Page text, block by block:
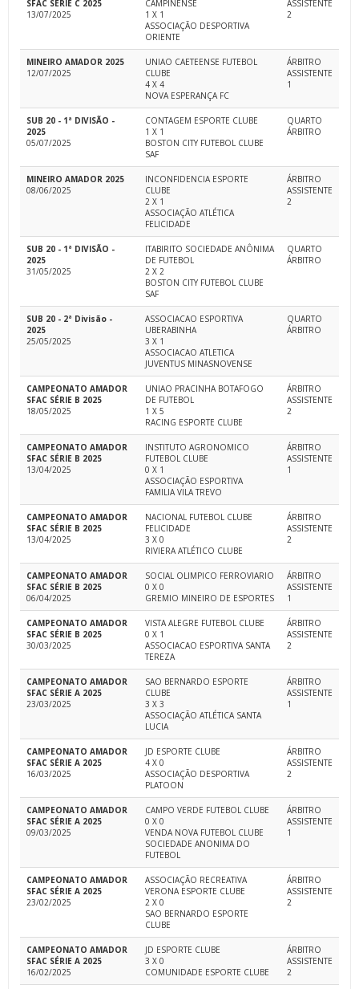
SFAC SÉRIE C 2025
13/07/2025
CAMPINENSE
1 X 1
ASSOCIAÇÃO DESPORTIVA
ORIENTE
ASSISTENTE
2
MINEIRO AMADOR 2025
12/07/2025
UNIAO CAETEENSE FUTEBOL
CLUBE
4 X 4
NOVA ESPERANÇA FC
ÁRBITRO
ASSISTENTE
1
SUB 20 - 1ª DIVISÃO -
2025
05/07/2025
CONTAGEM ESPORTE CLUBE
1 X 1
BOSTON CITY FUTEBOL CLUBE
SAF
QUARTO
ÁRBITRO
MINEIRO AMADOR 2025
08/06/2025
INCONFIDENCIA ESPORTE
CLUBE
2 X 1
ASSOCIAÇÃO ATLÉTICA
FELICIDADE
ÁRBITRO
ASSISTENTE
2
SUB 20 - 1ª DIVISÃO -
2025
31/05/2025
ITABIRITO SOCIEDADE ANÔNIMA
DE FUTEBOL
2 X 2
BOSTON CITY FUTEBOL CLUBE
SAF
QUARTO
ÁRBITRO
SUB 20 - 2ª Divisão -
2025
25/05/2025
ASSOCIACAO ESPORTIVA
UBERABINHA
3 X 1
ASSOCIACAO ATLETICA
JUVENTUS MINASNOVENSE
QUARTO
ÁRBITRO
CAMPEONATO AMADOR
SFAC SÉRIE B 2025
18/05/2025
UNIAO PRACINHA BOTAFOGO
DE FUTEBOL
1 X 5
RACING ESPORTE CLUBE
ÁRBITRO
ASSISTENTE
2
CAMPEONATO AMADOR
SFAC SÉRIE B 2025
13/04/2025
INSTITUTO AGRONOMICO
FUTEBOL CLUBE
0 X 1
ASSOCIAÇÃO ESPORTIVA
FAMILIA VILA TREVO
ÁRBITRO
ASSISTENTE
1
CAMPEONATO AMADOR
SFAC SÉRIE B 2025
13/04/2025
NACIONAL FUTEBOL CLUBE
FELICIDADE
3 X 0
RIVIERA ATLÉTICO CLUBE
ÁRBITRO
ASSISTENTE
2
CAMPEONATO AMADOR
SFAC SÉRIE B 2025
06/04/2025
SOCIAL OLIMPICO FERROVIARIO
0 X 0
GREMIO MINEIRO DE ESPORTES
ÁRBITRO
ASSISTENTE
1
CAMPEONATO AMADOR
SFAC SÉRIE B 2025
30/03/2025
VISTA ALEGRE FUTEBOL CLUBE
0 X 1
ASSOCIACAO ESPORTIVA SANTA
TEREZA
ÁRBITRO
ASSISTENTE
2
CAMPEONATO AMADOR
SFAC SÉRIE A 2025
23/03/2025
SAO BERNARDO ESPORTE
CLUBE
3 X 3
ASSOCIAÇÃO ATLÉTICA SANTA
LUCIA
ÁRBITRO
ASSISTENTE
1
CAMPEONATO AMADOR
SFAC SÉRIE A 2025
16/03/2025
JD ESPORTE CLUBE
4 X 0
ASSOCIAÇÃO DESPORTIVA
PLATOON
ÁRBITRO
ASSISTENTE
2
CAMPEONATO AMADOR
SFAC SÉRIE A 2025
09/03/2025
CAMPO VERDE FUTEBOL CLUBE
0 X 0
VENDA NOVA FUTEBOL CLUBE
SOCIEDADE ANONIMA DO
FUTEBOL
ÁRBITRO
ASSISTENTE
1
CAMPEONATO AMADOR
SFAC SÉRIE A 2025
23/02/2025
ASSOCIAÇÃO RECREATIVA
VERONA ESPORTE CLUBE
2 X 0
SAO BERNARDO ESPORTE
CLUBE
ÁRBITRO
ASSISTENTE
2
CAMPEONATO AMADOR
SFAC SÉRIE A 2025
16/02/2025
JD ESPORTE CLUBE
3 X 0
COMUNIDADE ESPORTE CLUBE
ÁRBITRO
ASSISTENTE
2